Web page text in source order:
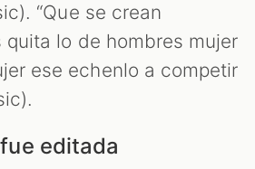
“Que se crean
quita lo de hombres mujer
ese echenlo a competir
editada